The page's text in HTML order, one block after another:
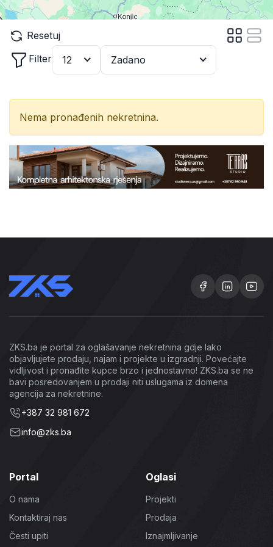
Resetuj
Filter
12 Zadano
Nema pronađenih nekretnina.
ZKS.ba je portal za oglašavanje nekretnina gdje lako
objavljujete prodaju, najam i projekte u izgradnji. Povećajte
vidljivost i pronađite kupce brzo i jednostavno! ZKS.ba se ne
bavi posredovanjem u prodaji niti uslugama iz domena
agencija za nekretnine.
+387 32 981 672
info@zks.ba
Portal
O nama
Kontaktiraj nas
Česti upiti
Oglasi
Projekti
Prodaja
Iznajmljivanje